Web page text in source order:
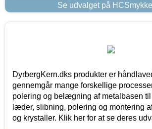
Se udvalget på
DyrbergKern.dks produkter er
gennemgår mange forskellige
polering og belægning af metalbasen
læder, slibning, polering og montering
og krystaller. Klik her for at se deres